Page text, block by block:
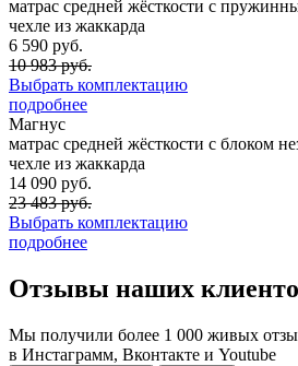
матрас средней жёсткости с
чехле из жаккарда
6 590 руб.
10 983 руб.
Выбрать комплектацию
подробнее
Магнус
матрас средней жёсткости с блоком
чехле из жаккарда
14 090 руб.
23 483 руб.
Выбрать комплектацию
подробнее
Отзывы наших
Мы получили более 1 000 живых
в Инстаграмм, Вконтакте и Youtube